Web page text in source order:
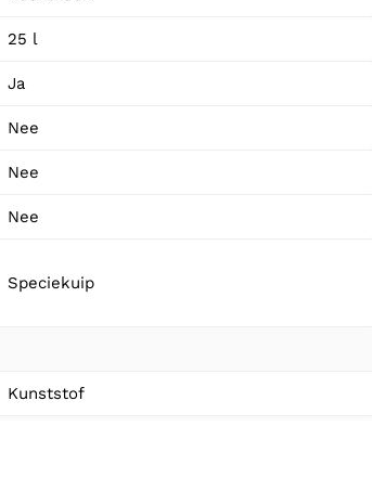
25 l
Ja
Nee
Nee
Nee
Speciekuip
Kunststof